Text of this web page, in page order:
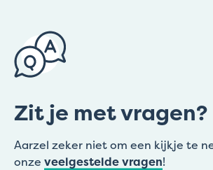
Zit je met vragen?
Aarzel zeker niet om een kijkje te
onze veelgestelde vragen!